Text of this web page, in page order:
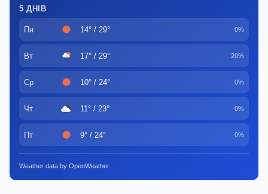
5 ДНІВ
Пн 14° / 29° 0%
Вт 17° / 29° 20%
Ср 10° / 24° 0%
Чт 11° / 23° 0%
Пт 9° / 24° 0%
Weather data by OpenWeather